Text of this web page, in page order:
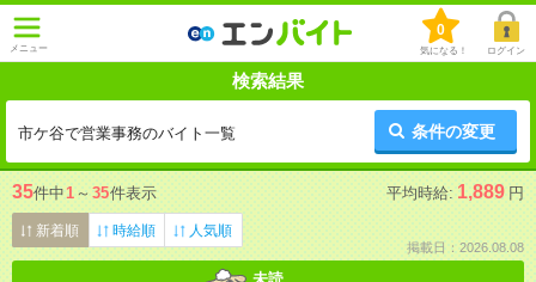
メニュー
0
気になる！ ログイン
検索結果
市ケ谷で営業事務のバイト一覧 条件の変更
35件中1 ～ 35件表示 平均時給: 1,889 円
新着順 時給順 人気順
掲載日：2026.08.08